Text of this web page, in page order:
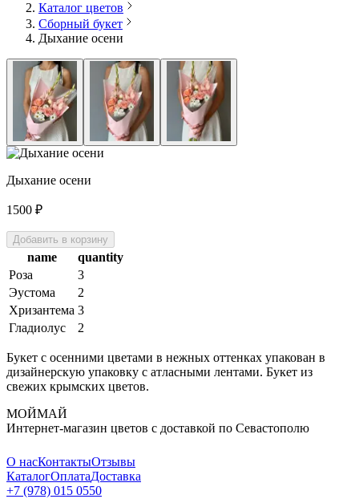
Каталог цветов
Сборный букет
Дыхание осени
Дыхание осени
1500 ₽
Добавить в корзину
name
quantity
Роза
3
Эустома
2
Хризантема 3
Гладиолус
2
Букет с осенними цветами в нежных оттенках упакован в
дизайнерскую упаковку с атласными лентами. Букет из
свежих крымских цветов.
МОЙМАЙ
Интернет-магазин цветов с доставкой по Севастополю
О насКонтактыОтзывы
КаталогОплатаДоставка
+7 (978) 015 0550